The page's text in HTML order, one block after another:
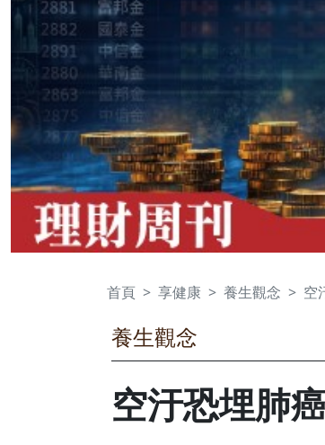
首頁 享健康 養生觀念 空
養生觀念
空汙恐埋肺